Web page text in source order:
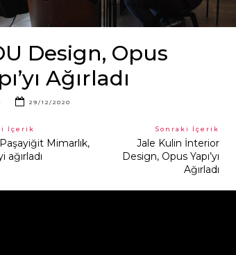
Design, Opus
Ağırladı
29/12/2020
İçerik
Mimarlık,
ağırladı
Sonraki İçerik
Jale Kulin İnterior
Design, Opus Yapı’yı
Ağırladı